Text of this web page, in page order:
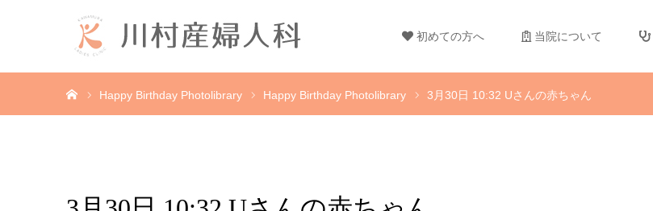
初めての方へ 当院について
Happy Birthday Photolibrary Happy Birthday Photolibrary 3月30日 10:32 Uさんの赤ちゃん